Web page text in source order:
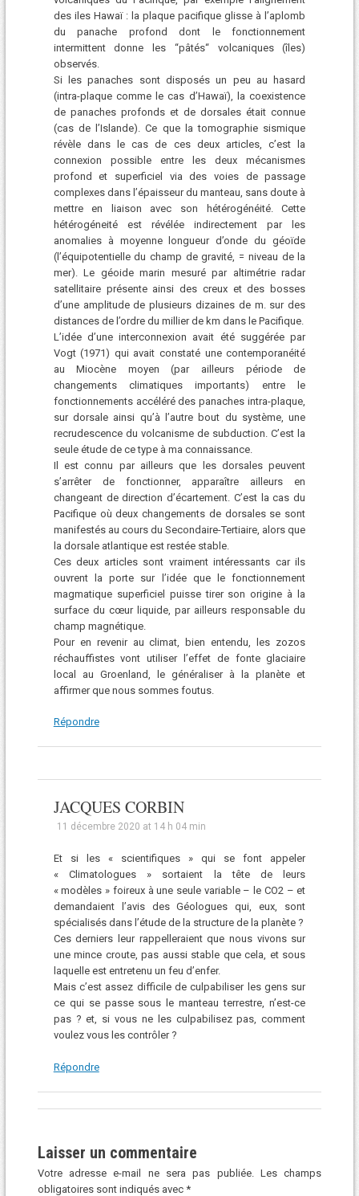
des iles Hawaï : la plaque pacifique glisse à l’aplomb
du panache profond dont le fonctionnement
intermittent donne les “pâtés“ volcaniques (îles)
observés.
Si les panaches sont disposés un peu au hasard
(intra-plaque comme le cas d’Hawaï), la coexistence
de panaches profonds et de dorsales était connue
(cas de l’Islande). Ce que la tomographie sismique
révèle dans le cas de ces deux articles, c’est la
connexion possible entre les deux mécanismes
profond et superficiel via des voies de passage
complexes dans l’épaisseur du manteau, sans doute à
mettre en liaison avec son hétérogénéité. Cette
hétérogéneité est révélée indirectement par les
anomalies à moyenne longueur d’onde du géoïde
(l’équipotentielle du champ de gravité, = niveau de la
mer). Le géoide marin mesuré par altimétrie radar
satellitaire présente ainsi des creux et des bosses
d’une amplitude de plusieurs dizaines de m. sur des
distances de l’ordre du millier de km dans le Pacifique.
L’idée d’une interconnexion avait été suggérée par
Vogt (1971) qui avait constaté une contemporanéité
au Miocène moyen (par ailleurs période de
changements climatiques importants) entre le
fonctionnements accéléré des panaches intra-plaque,
sur dorsale ainsi qu’à l’autre bout du système, une
recrudescence du volcanisme de subduction. C’est la
seule étude de ce type à ma connaissance.
Il est connu par ailleurs que les dorsales peuvent
s’arrêter de fonctionner, apparaître ailleurs en
changeant de direction d’écartement. C’est la cas du
Pacifique où deux changements de dorsales se sont
manifestés au cours du Secondaire-Tertiaire, alors que
la dorsale atlantique est restée stable.
Ces deux articles sont vraiment intéressants car ils
ouvrent la porte sur l’idée que le fonctionnement
magmatique superficiel puisse tirer son origine à la
surface du cœur liquide, par ailleurs responsable du
champ magnétique.
Pour en revenir au climat, bien entendu, les zozos
réchauffistes vont utiliser l’effet de fonte glaciaire
local au Groenland, le généraliser à la planète et
affirmer que nous sommes foutus.
Répondre
JACQUES CORBIN
11 décembre 2020 at 14 h 04 min
Et si les « scientifiques » qui se font appeler
« Climatologues » sortaient la tête de leurs
« modèles » foireux à une seule variable – le CO2 – et
demandaient l’avis des Géologues qui, eux, sont
spécialisés dans l’étude de la structure de la planète ?
Ces derniers leur rappelleraient que nous vivons sur
une mince croute, pas aussi stable que cela, et sous
laquelle est entretenu un feu d’enfer.
Mais c’est assez difficile de culpabiliser les gens sur
ce qui se passe sous le manteau terrestre, n’est-ce
pas ? et, si vous ne les culpabilisez pas, comment
voulez vous les contrôler ?
Répondre
Laisser un commentaire
Votre adresse e-mail ne sera pas publiée.
Les champs
obligatoires sont indiqués avec *